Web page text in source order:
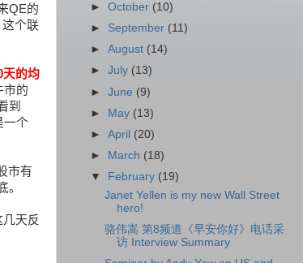
QE的
这个联
天的均
市的
到
一个
市有
。
天反
►October (10)
► September (11)
►August (14)
►July (13)
►June (9)
► May (13)
►April (20)
►
March (18)
▼
February (19)
Janet Yellen is my new Wall Street
hero!
骆伟嵩 第8频道《早安你好》电话采
访 Interview Summary